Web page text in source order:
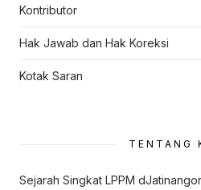
Kontributor
Hak Jawab dan Hak Koreksi
Kotak Saran
TENTANG
Sejarah Singkat LPPM dJatinangor